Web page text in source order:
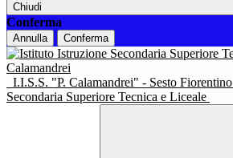
Chiudi
Conferma
Annulla Conferma
I.I.S.S. "P. Calamandrei" - Sesto Fiorentino
Secondaria Superiore Tecnica e Liceale